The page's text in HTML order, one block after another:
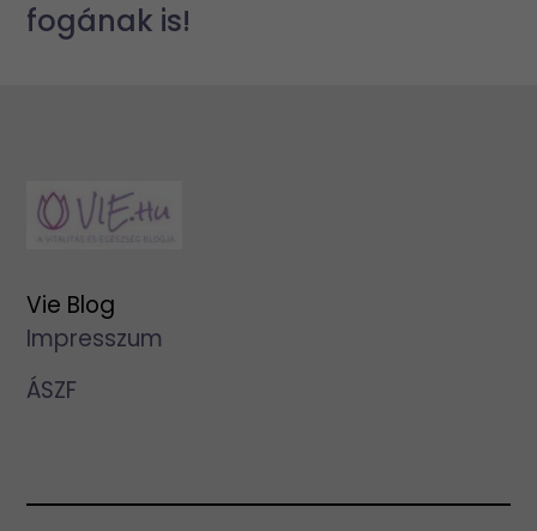
fogának is!
Vie Blog
Impresszum
ÁSZF